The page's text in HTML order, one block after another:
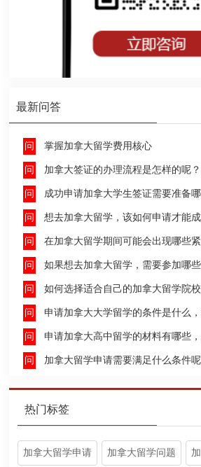
最新问答
掌握加拿大留学费用核心
加拿大签证的办理流程是怎样的呢？
成功申请加拿大学生签证需要准备
想去加拿大留学，该如何申请才能成功拿
在加拿大留学期间可能会出现哪些紧急情况，具体该
如果想去加拿大留学，需要参加哪些语言考试，
如何选择适合自己的加拿大留学院
申请加拿大大学留学的条件是什么，如何申请加拿大大学留学，
申请加拿大高中留学的材料有哪些，具
加拿大留学申请需要满足什么条件呢
热门标签
加拿大留学申请 加拿大留学问题